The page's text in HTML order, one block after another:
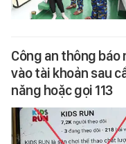
Công an thông
vào tài khoản sau
năng hoặc gọi 113